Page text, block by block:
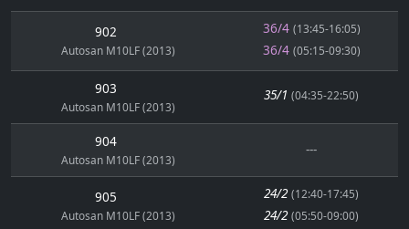
902
Autosan M10LF (2013)
36/4 (13:45-16:05)
36/4 (05:15-09:30)
903
Autosan M10LF (2013)
35/1 (04:35-22:50)
904
Autosan M10LF (2013)
---
905
Autosan M10LF (2013)
24/2 (12:40-17:45)
24/2 (05:50-09:00)